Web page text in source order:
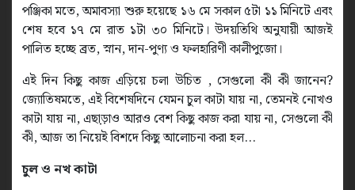
পঞ্জিকা মতে, অমাবস্যা শুরু হয়েছে ১৬ মে সকাল ৫টা ১১ মিনিটে এবং
শেষ হবে ১৭ মে রাত ১টা ৩০ মিনিটে। উদয়তিথি অনুযায়ী আজই
পালিত হচ্ছে ব্রত, স্নান, দান-পুণ্য ও ফলহারিণী কালীপুজো।
এই দিন কিছু কাজ এড়িয়ে চলা উচিত , সেগুলো কী কী জানেন?
জ্যোতিষমতে, এই বিশেষদিনে যেমন চুল কাটা যায় না, তেমনই নোখও
কাটা যায় না, এছা়ড়াও আরও বেশ কিছু কাজ করা যায় না, সেগুলো কী
কী, আজ তা নিয়েই বিশদে কিছু আলোচনা করা হল...
চুল ও নখ কাটা